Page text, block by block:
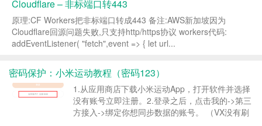
Cloudflare – 非标端口转443
原理:CF Workers把非标端口转成443 备注:AWS新加坡因为
Cloudflare回源问题失败,只支持http/https协议 workers代码:
addEventListener( "fetch",event => { let url...
密码保护：小米运动教程（密码123）
1.从应用商店下载小米运动App，打开软件并选择
没有账号立即注册。 ​ 2.登录之后，点击我的->第三
方接入->绑定你想同步数据的账号。 （VX没有刷